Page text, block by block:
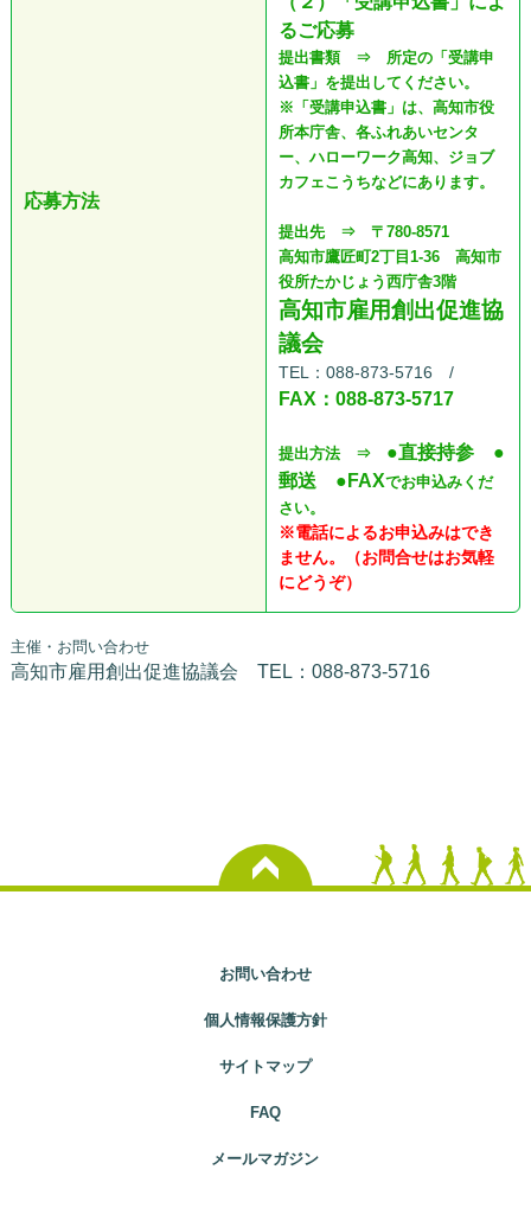
応募方法
るご応募
提出書類 ⇒ 所定の「受講申
込書」を提出してください。
※「受講申込書」は、高知市役
所本庁舎、各ふれあいセンタ
ー、ハローワーク高知、ジョブ
カフェこうちなどにあります。
提出先 ⇒ 〒780-8571
高知市鷹匠町2丁目1-36 高知市
役所たかじょう西庁舎3階
高知市雇用創出促進協
議会
TEL：088-873-5716 /
FAX：088-873-5717
提出方法 ⇒ ●直接持参 ●
郵送 ●FAXでお申込みくだ
さい。
※電話によるお申込みはでき
ません。（お問合せはお気軽
にどうぞ）
主催・お問い合わせ
高知市雇用創出促進協議会 TEL：088-873-5716
お問い合わせ
個人情報保護方針
サイトマップ
FAQ
メールマガジン